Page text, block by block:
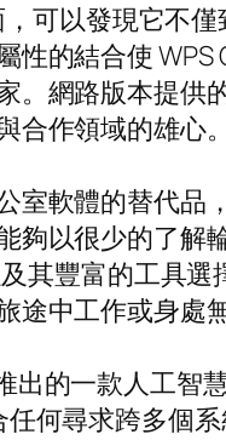
可以發現它不
性的結合使
。網路版本提供
作領域的雄心。
室軟體的替代品
夠以很少的了
其豐富的工具
途中工作或身處
出的一款人工智
何尋求跨多個系